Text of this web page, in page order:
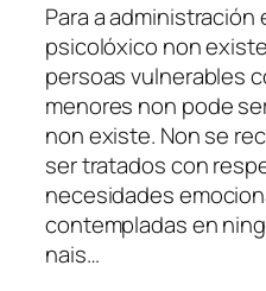
Para a
psicolóxico non
persoas vulnerables
menores non pode
non existe. Non se
ser tratados con
necesidades
contempladas en
nais…